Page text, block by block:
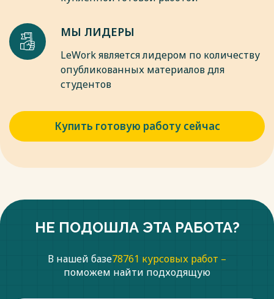
МЫ ЛИДЕРЫ
LeWork является лидером по количеству
опубликованных материалов для
студентов
Купить готовую работу сейчас
НЕ ПОДОШЛА ЭТА РАБОТА?
В нашей базе78761 курсовых работ –
поможем найти подходящую